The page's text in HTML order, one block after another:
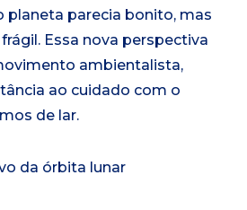
planeta parecia bonito, mas
Essa nova perspectiva
ambientalista,
ao cuidado com o
de lar.
da órbita lunar